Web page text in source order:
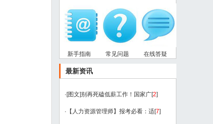
新手指南 常见问题 在线答疑
最新资讯
·[图文]别再死磕低薪工作！国家广[2]
· 【人力资源管理师】报考必看：适[7]